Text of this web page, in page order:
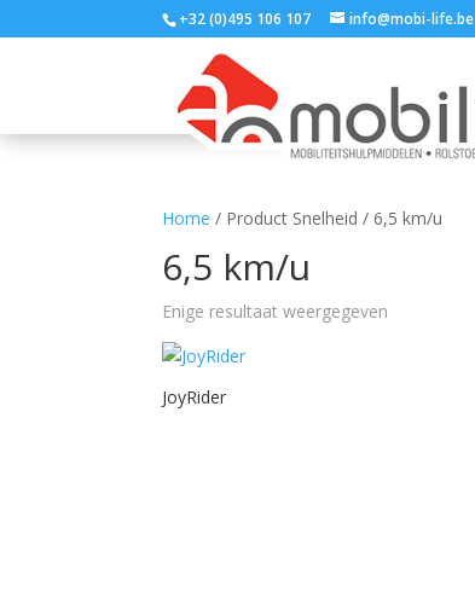
+32 (0)495 106 107 info@mobi-life.be
Home / Product Snelheid / 6,5 km/u
6,5 km/u
Enige resultaat weergegeven
JoyRider